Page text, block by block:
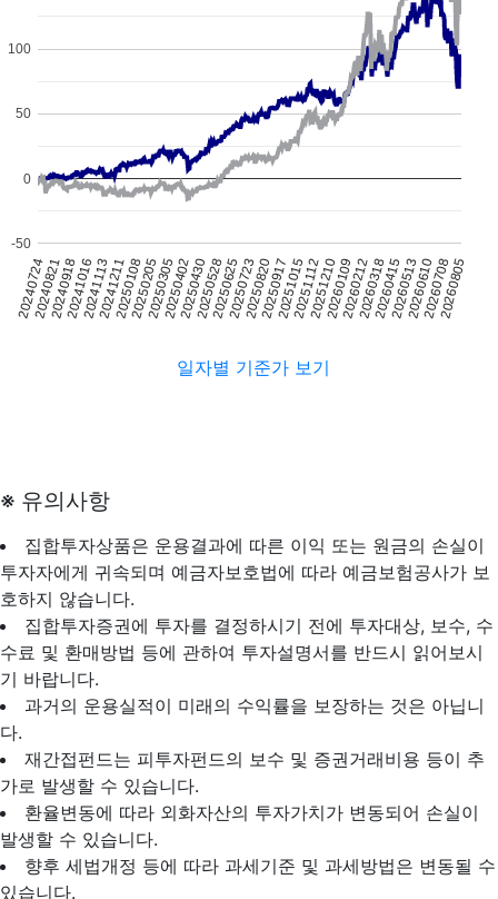
202407242024082120240918202410162024111320241211202501082025020520250305202504022025043020250528202506252025072320250820202509172025101520251112202512102026010920260212202603182026041520260513202606102026070820260805
-50
0
50
100
일자별 기준가 보기
※ 유의사항
집합투자상품은 운용결과에 따른 이익 또는 원금의 손실이
투자자에게 귀속되며 예금자보호법에 따라 예금보험공사가 보
호하지 않습니다.
집합투자증권에 투자를 결정하시기 전에 투자대상, 보수, 수
수료 및 환매방법 등에 관하여 투자설명서를 반드시 읽어보시
기 바랍니다.
과거의 운용실적이 미래의 수익률을 보장하는 것은 아닙니
다.
재간접펀드는 피투자펀드의 보수 및 증권거래비용 등이 추
가로 발생할 수 있습니다.
환율변동에 따라 외화자산의 투자가치가 변동되어 손실이
발생할 수 있습니다.
향후 세법개정 등에 따라 과세기준 및 과세방법은 변동될 수
있습니다.